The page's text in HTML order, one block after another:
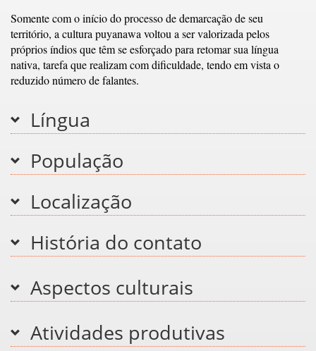
Somente com o início do processo de demarcação de seu
território, a cultura puyanawa voltou a ser valorizada pelos
próprios índios que têm se esforçado para retomar sua língua
nativa, tarefa que realizam com dificuldade, tendo em vista o
reduzido número de falantes.
Língua
População
Localização
História do contato
Aspectos culturais
Atividades produtivas